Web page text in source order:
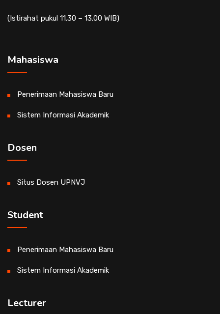
(Istirahat pukul 11.30 – 13.00 WIB)
Mahasiswa
Penerimaan Mahasiswa Baru
Sistem Informasi Akademik
Dosen
Situs Dosen UPNVJ
Student
Penerimaan Mahasiswa Baru
Sistem Informasi Akademik
Lecturer